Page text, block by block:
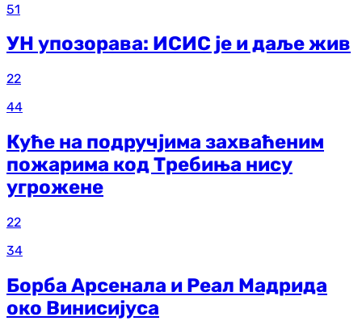
51
УН упозорава: ИСИС је и даље жив
22
44
Куће на подручјима захваћеним
пожарима код Требиња нису
угрожене
22
34
Борба Арсенала и Реал Мадрида
око Винисијуса